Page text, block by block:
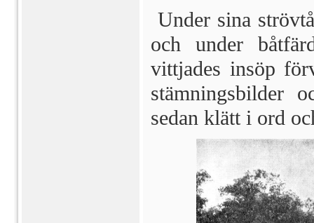
Under sina
och under
vittjades insöp
stämningsbilder
sedan klätt i ord